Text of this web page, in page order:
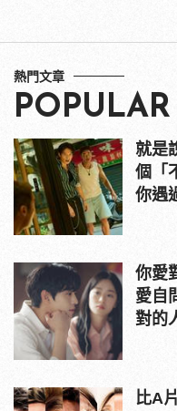
熱門文章
POPULAR
就是
個「
你遇
你愛
愛自
對的
比A